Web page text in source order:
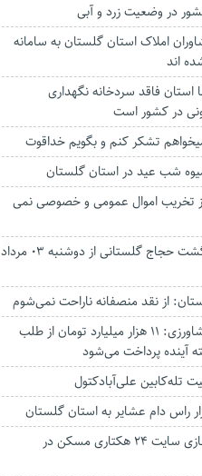
املاک استان گلستان به سامانه
اند
استان فاقد سردخانه نگهداری
در کشور است
تشکر کنم و بگویم خداقوت
شب عید در استان گلستان
تخریب اموال عمومی و خصوصی نمی
عملیات بازگشت حجاج گلستانی از دوشنبه ۰۳ مرداد
از نقد منصفانه ناراحت نمی‌شوم
وزیر جهادکشاورزی: ۱۱ هزار میلیارد تومان از طلب
آینده پرداخت می‌شود
تله‌کابین علی‌آبادکتول
آغاز آماده‌سازی سایت ۲۴ هکتاری مسکن در